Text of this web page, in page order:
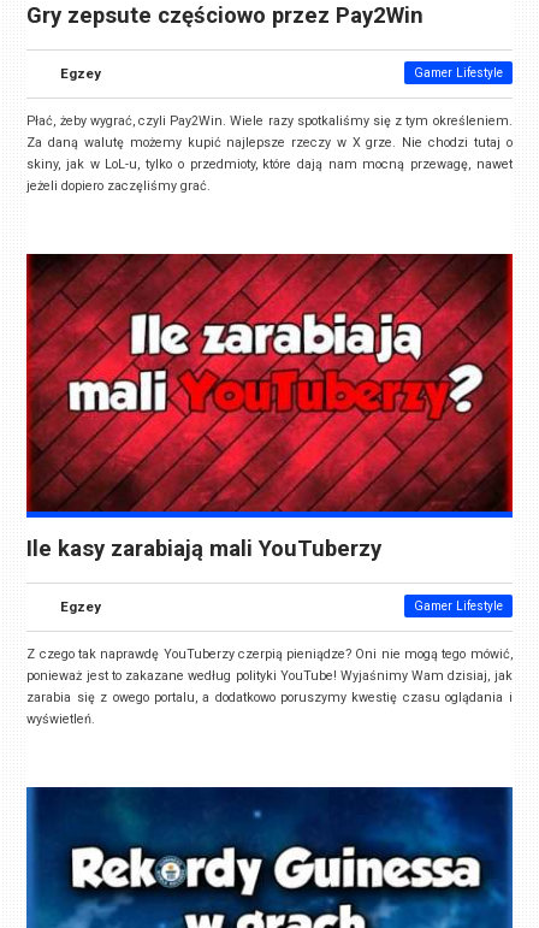
Gry zepsute częściowo przez Pay2Win
Egzey Gamer Lifestyle
Płać, żeby wygrać, czyli Pay2Win. Wiele razy spotkaliśmy się z tym określeniem.
Za daną walutę możemy kupić najlepsze rzeczy w X grze. Nie chodzi tutaj o
skiny, jak w LoL-u, tylko o przedmioty, które dają nam mocną przewagę, nawet
jeżeli dopiero zaczęliśmy grać.
Ile kasy zarabiają mali YouTuberzy
Egzey Gamer Lifestyle
Z czego tak naprawdę YouTuberzy czerpią pieniądze? Oni nie mogą tego mówić,
ponieważ jest to zakazane według polityki YouTube! Wyjaśnimy Wam dzisiaj, jak
zarabia się z owego portalu, a dodatkowo poruszymy kwestię czasu oglądania i
wyświetleń.